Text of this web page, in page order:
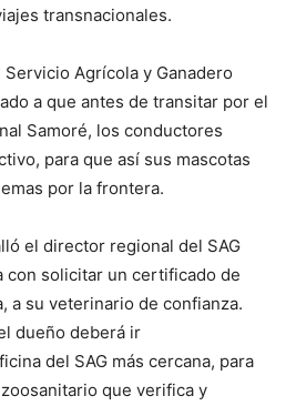
transnacionales.
Agrícola y Ganadero
a que antes de transitar por el
Samoré, los conductores
para que así sus mascotas
por la frontera.
el director regional del SAG
con solicitar un certificado de
a su veterinario de confianza.
dueño deberá ir
del SAG más cercana, para
que verifica y